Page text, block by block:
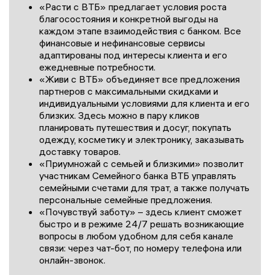
«Расти с ВТБ» предлагает условия роста
благосостояния и конкретной выгоды на
каждом этапе взаимодействия с банком. Все
финансовые и нефинансовые сервисы
адаптированы под интересы клиента и его
ежедневные потребности.
«Живи с ВТБ» объединяет все предложения
партнеров с максимальными скидками и
индивидуальными условиями для клиента и его
близких. Здесь можно в пару кликов
планировать путешествия и досуг, покупать
одежду, косметику и электронику, заказывать
доставку товаров.
«Приумножай с семьей и близкими» позволит
участникам Семейного банка ВТБ управлять
семейными счетами для трат, а также получать
персональные семейные предложения.
«Почувствуй заботу» – здесь клиент сможет
быстро и в режиме 24/7 решать возникающие
вопросы в любом удобном для себя канале
связи: через чат-бот, по номеру телефона или
онлайн-звонок.